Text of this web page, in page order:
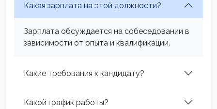
Какая зарплата на этой должности?
Зарплата обсуждается на собеседовании в
зависимости от опыта и квалификации.
Какие требования к кандидату?
Какой график работы?